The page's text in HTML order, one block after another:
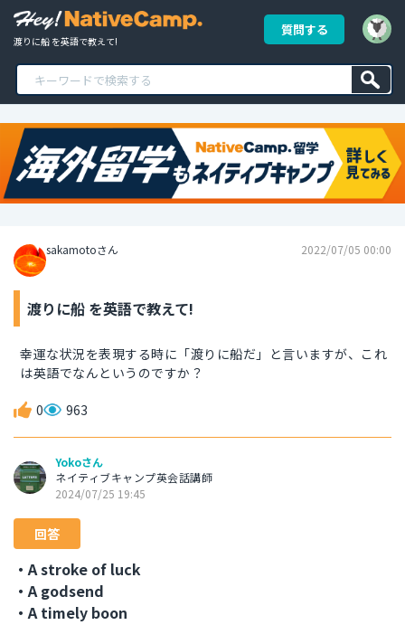
渡りに船 を英語で教えて!
質問する
sakamotoさん 2022/07/05 00:00
渡りに船 を英語で教えて!
幸運な状況を表現する時に「渡りに船だ」と言いますが、これ
は英語でなんというのですか？
0 963
Yokoさん
ネイティブキャンプ英会話講師
2024/07/25 19:45
回答
・A stroke of luck
・A godsend
・A timely boon